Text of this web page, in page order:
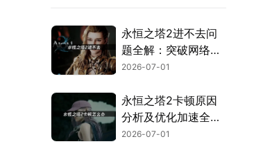
永恒之塔2进不去问
题全解：突破网络与
验证封锁！
2026-07-01
永恒之塔2卡顿原因
分析及优化加速全攻
略！
2026-07-01